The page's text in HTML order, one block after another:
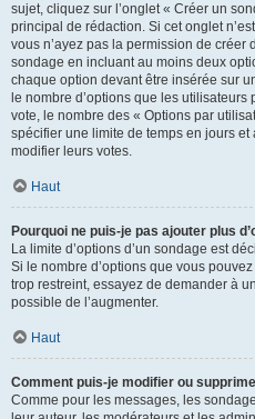
sujet, cliquez sur l’onglet « Créer un
principal de rédaction. Si cet onglet
vous n’ayez pas la permission de créer
sondage en incluant au moins deux
chaque option devant être insérée sur
le nombre d’options que les
vote, le nombre des « Options par
spécifier une limite de temps en jours
modifier leurs votes.
Haut
Pourquoi ne puis-je pas ajouter plus
La limite d’options d’un sondage est
Si le nombre d’options que vous
trop restreint, essayez de demander à
possible de l’augmenter.
Haut
Comment puis-je modifier ou
Comme pour les messages, les